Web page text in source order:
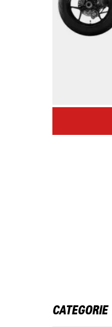
CATEGORIE